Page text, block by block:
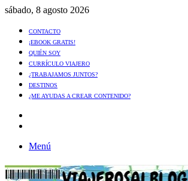
sábado, 8 agosto 2026
CONTACTO
¡EBOOK GRATIS!
QUIÉN SOY
CURRÍCULO VIAJERO
¿TRABAJAMOS JUNTOS?
DESTINOS
¿ME AYUDAS A CREAR CONTENIDO?
Menú